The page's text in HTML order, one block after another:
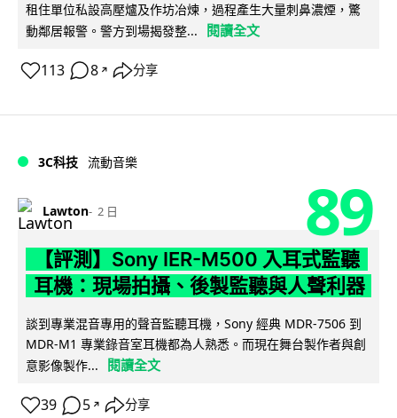
租住單位私設高壓爐及作坊冶煉，過程產生大量刺鼻濃煙，驚
動鄰居報警。警方到場揭發整...
閱讀全文
113 8 ↗ 分享
3C科技 流動音樂
Lawton 2 日 89
【評測】Sony IER-M500 入耳式監聽
耳機：現場拍攝、後製監聽與人聲利器
談到專業混音專用的聲音監聽耳機，Sony 經典 MDR-7506 到
MDR-M1 專業錄音室耳機都為人熟悉。而現在舞台製作者與創
意影像製作...
閱讀全文
39 5 ↗ 分享